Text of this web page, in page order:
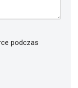
podczas